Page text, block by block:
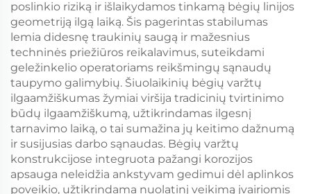
poslinkio riziką ir išlaikydamos tinkamą bėgių linijos
geometriją ilgą laiką. Šis pagerintas stabilumas
lemia didesnę traukinių saugą ir mažesnius
techninės priežiūros reikalavimus, suteikdami
geležinkelio operatoriams reikšmingų sąnaudų
taupymo galimybių. Šiuolaikinių bėgių varžtų
ilgaamžiškumas žymiai viršija tradicinių tvirtinimo
būdų ilgaamžiškumą, užtikrindamas ilgesnį
tarnavimo laiką, o tai sumažina jų keitimo dažnumą
ir susijusias darbo sąnaudas. Bėgių varžtų
konstrukcijose integruota pažangi korozijos
apsauga neleidžia ankstyvam gedimui dėl aplinkos
poveikio, užtikrindama nuolatinį veikimą įvairiomis